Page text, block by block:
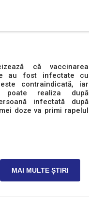
că vaccinarea
au fost infectate cu
contraindicată, iar
poate realiza după
infectată după
doze va primi rapelul
MAI MULTE ȘTIRI